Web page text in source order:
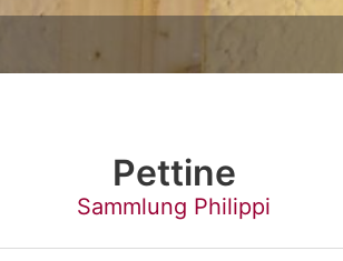
Pettine
Sammlung Philippi